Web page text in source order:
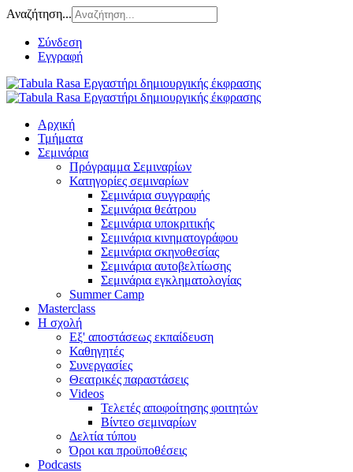
Αναζήτηση...
Σύνδεση
Εγγραφή
Αρχική
Τμήματα
Σεμινάρια
Πρόγραμμα Σεμιναρίων
Κατηγορίες σεμιναρίων
Σεμινάρια συγγραφής
Σεμινάρια θεάτρου
Σεμινάρια υποκριτικής
Σεμινάρια κινηματογράφου
Σεμινάρια σκηνοθεσίας
Σεμινάρια αυτοβελτίωσης
Σεμινάρια εγκληματολογίας
Summer Camp
Masterclass
Η σχολή
Εξ' αποστάσεως εκπαίδευση
Καθηγητές
Συνεργασίες
Θεατρικές παραστάσεις
Videos
Τελετές αποφοίτησης φοιτητών
Βίντεο σεμιναρίων
Δελτία τύπου
Όροι και προϋποθέσεις
Podcasts